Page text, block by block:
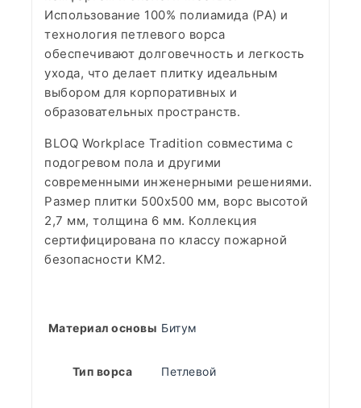
Использование 100% полиамида (PA) и
технология петлевого ворса
обеспечивают долговечность и легкость
ухода, что делает плитку идеальным
выбором для корпоративных и
образовательных пространств.
BLOQ Workplace Tradition совместима с
подогревом пола и другими
современными инженерными решениями.
Размер плитки 500х500 мм, ворс высотой
2,7 мм, толщина 6 мм. Коллекция
сертифицирована по классу пожарной
безопасности KM2.
Материал основы Битум
Тип ворса Петлевой